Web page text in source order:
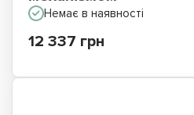
Немає в наявності
12 337 грн